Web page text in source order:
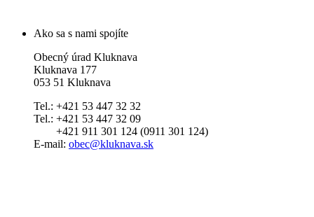
Ako sa s nami spojíte
Obecný úrad Kluknava
Kluknava 177
053 51 Kluknava
Tel.: +421 53 447 32 32
Tel.: +421 53 447 32 09
+421 911 301 124 (0911 301 124)
E-mail: obec@kluknava.sk